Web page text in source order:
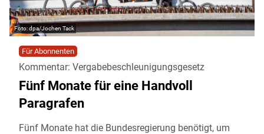
dpa/Jochen Tack
Für Abonnenten
Kommentar: Vergabebeschleunigungsgesetz
Fünf Monate für eine Handvoll
Paragrafen
Fünf Monate hat die Bundesregierung benötigt, um